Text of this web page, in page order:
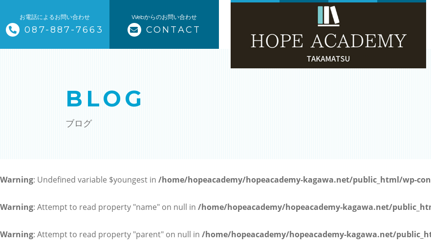
お電話によるお問い合わせ
087-887-7663
Webからのお問い合わせ
CONTACT
トップページ
高校生コース（3科目）
BLOG
ブログ
Warning: Undefined variable $youngest in /home/hopeacademy/hopeacademy-kagawa.net/public_html/wp-
Warning: Attempt to read property "name" on null in /home/hopeacademy/hopeacademy-kagawa.net/
Warning: Attempt to read property "parent" on null in /home/hopeacademy/hopeacademy-kagawa.net/